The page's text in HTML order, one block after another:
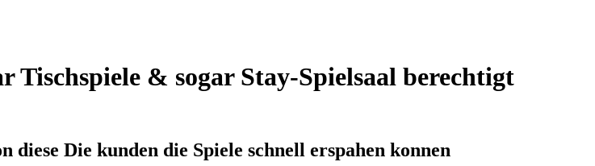
& sogar Stay-Spielsaal berechtigt
diese Die kunden die Spiele schnell erspahen konnen